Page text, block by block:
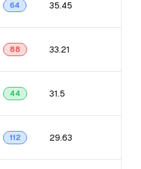
64 35.45
88 33.21
44 31.5
112 29.63